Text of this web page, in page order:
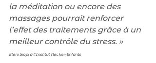
la méditation ou encore des
massages pourrait renforcer
l’effet des traitements grâce à un
meilleur contrôle du stress. »
Eleni Siopi à l’Institut Necker-Enfants